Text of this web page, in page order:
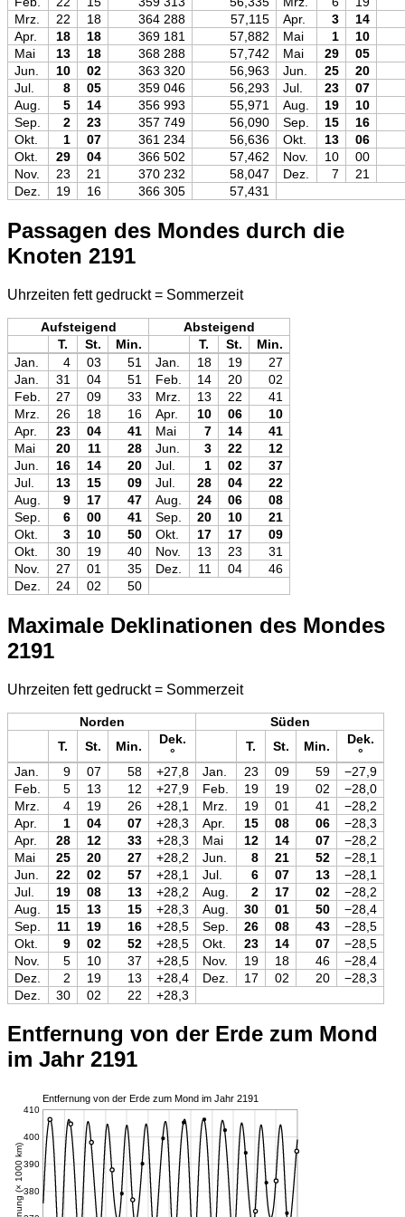
Mrz.
22 18 364 288 57,115 Apr. 3
14
Apr.
18 18 369 181 57,882 Mai 1
10
Mai
13 18 368 288 57,742 Mai 29
05
Jun.
10 02 363 320 56,963 Jun. 25
20
Jul.
8 05 359 046 56,293 Jul. 23
07
Aug.
5 14 356 993 55,971 Aug. 19
10
Sep.
2 23 357 749 56,090 Sep. 15
16
Okt.
1 07 361 234 56,636 Okt. 13
06
Okt.
29 04 366 502 57,462 Nov. 10
00
Nov.
23 21 370 232 58,047 Dez. 7
21
Dez.
19 16 366 305 57,431
Passagen des Mondes durch die
Knoten 2191
Uhrzeiten fett gedruckt = Sommerzeit
Aufsteigend
Absteigend
T.
St. Min. T. St.
Min.
Jan.
4 03 51 Jan. 18 19
27
Jan.
31 04 51 Feb. 14 20
02
Feb.
27 09 33 Mrz. 13 22
41
Mrz.
26 18 16 Apr. 10 06
10
Apr.
23 04 41 Mai 7 14
41
Mai
20 11 28 Jun. 3 22
12
Jun.
16 14 20 Jul. 1 02
37
Jul.
13 15 09 Jul. 28 04
22
Aug.
9 17 47 Aug. 24 06
08
Sep.
6 00 41 Sep. 20 10
21
Okt.
3 10 50 Okt. 17 17
09
Okt.
30 19 40 Nov. 13 23
31
Nov.
27 01 35 Dez. 11 04
46
Dez.
24 02 50
Maximale Deklinationen des Mondes
2191
Uhrzeiten fett gedruckt = Sommerzeit
Norden
Süden
T.
St. Min.
Dek.
°
T. St. Min.
Dek.
°
Jan.
9 07 58 +27,8 Jan. 23 09 59
−27,9
Feb.
5 13 12 +27,9 Feb. 19 19 02
−28,0
Mrz.
4 19 26 +28,1 Mrz. 19 01 41
−28,2
Apr.
1 04 07 +28,3 Apr. 15 08 06
−28,3
Apr.
28 12 33 +28,3 Mai 12 14 07
−28,2
Mai
25 20 27 +28,2 Jun. 8 21 52
−28,1
Jun.
22 02 57 +28,1 Jul. 6 07 13
−28,1
Jul.
19 08 13 +28,2 Aug. 2 17 02
−28,2
Aug.
15 13 15 +28,3 Aug. 30 01 50
−28,4
Sep.
11 19 16 +28,5 Sep. 26 08 43
−28,5
Okt.
9 02 52 +28,5 Okt. 23 14 07
−28,5
Nov.
5 10 37 +28,5 Nov. 19 18 46
−28,4
Dez.
2 19 13 +28,4 Dez. 17 02 20
−28,3
Dez.
30 02 22 +28,3
Entfernung von der Erde zum Mond
im Jahr 2191